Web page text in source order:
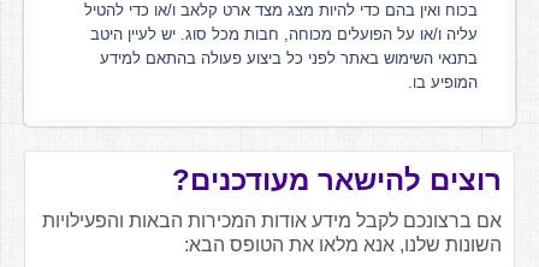
בכוח ואין בהם כדי להיות מצג מצד ארט קלאב ו/או כדי להטיל
עליה ו/או על הפועלים מכוחה, חבות מכל סוג. יש לעיין היטב
בתנאי השימוש באתר לפני כל ביצוע פעולה בהתאם למידע
המופיע בו.
רוצים להישאר מעודכנים?
אם ברצונכם לקבל מידע אודות המכירות הבאות והפעילויות
השונות שלנו, אנא מלאו את הטופס הבא: